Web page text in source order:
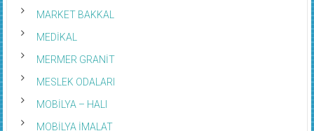
MARKET BAKKAL
MEDİKAL
MERMER GRANİT
MESLEK ODALARI
MOBİLYA – HALI
MOBİLYA İMALAT